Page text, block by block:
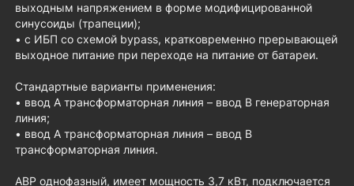
выходным напряжением в форме модифицированной
синусоиды (трапеции);
• с ИБП со схемой bypass, кратковременно прерывающей
выходное питание при переходе на питание от батареи.
Стандартные варианты применения:
• ввод A трансформаторная линия – ввод B генераторная
линия;
• ввод A трансформаторная линия – ввод B
трансформаторная линия.
АВР однофазный, имеет мощность 3,7 кВт, подключается